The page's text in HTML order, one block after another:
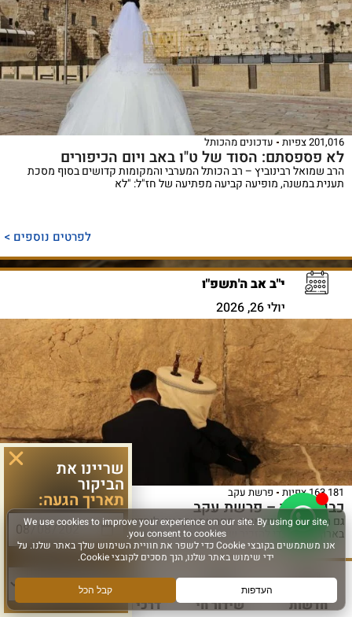
201,016 צפיות עדכונים מהכותל
לא פספסתם: הסוד של ט"ו באב ויום הכיפורים
הרב שמואל רבינוביץ – רב הכותל המערבי והמקומות קדושים בסוף מסכת
תענית במשנה, מופיעה קביעה מפתיעה של חז"ל: "לא
לפרטים נוספים >
י"ב אב ה'תשפ"ו
יולי 26, 2026
163,181 צפיות פרשת עקב
כבוד לעבר – פרשת עקב
גם מה שנשבר אינו אובד. מפרשת עקב אנו לומדים ששברי הלוחות נשמרו
בארון הברית כדי להזכיר שהעבר, המאמץ והמשברים
לפרטים נוספים >
חדשות שידור חי דרכי הגעה עוד
שריינו את
הביקור
תאריך הגעה:
סוג פעילות: